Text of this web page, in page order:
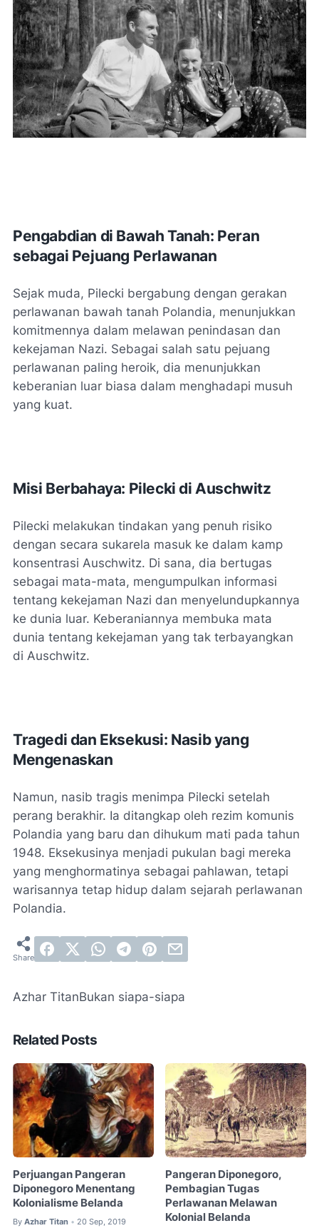
Pengabdian di Bawah Tanah: Peran
sebagai Pejuang Perlawanan
Sejak muda, Pilecki bergabung dengan gerakan
perlawanan bawah tanah Polandia, menunjukkan
komitmennya dalam melawan penindasan dan
kekejaman Nazi. Sebagai salah satu pejuang
perlawanan paling heroik, dia menunjukkan
keberanian luar biasa dalam menghadapi musuh
yang kuat.
Misi Berbahaya: Pilecki di Auschwitz
Pilecki melakukan tindakan yang penuh risiko
dengan secara sukarela masuk ke dalam kamp
konsentrasi Auschwitz. Di sana, dia bertugas
sebagai mata-mata, mengumpulkan informasi
tentang kekejaman Nazi dan menyelundupkannya
ke dunia luar. Keberaniannya membuka mata
dunia tentang kekejaman yang tak terbayangkan
di Auschwitz.
Tragedi dan Eksekusi: Nasib yang
Mengenaskan
Namun, nasib tragis menimpa Pilecki setelah
perang berakhir. Ia ditangkap oleh rezim komunis
Polandia yang baru dan dihukum mati pada tahun
1948. Eksekusinya menjadi pukulan bagi mereka
yang menghormatinya sebagai pahlawan, tetapi
warisannya tetap hidup dalam sejarah perlawanan
Polandia.
Azhar TitanBukan siapa-siapa
Related Posts
Perjuangan Pangeran
Diponegoro Menentang
Kolonialisme Belanda
By Azhar Titan • 20 Sep, 2019
Pangeran Diponegoro,
Pembagian Tugas
Perlawanan Melawan
Kolonial Belanda